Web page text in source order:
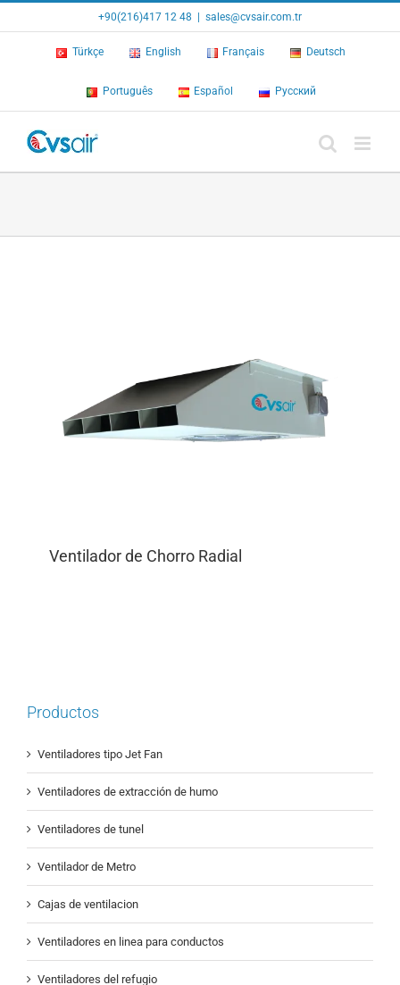
+90(216)417 12 48 sales@cvsair.com.tr
Türkçe English Français Deutsch
Português Español Русский
Ventilador de Chorro Radial
Productos
Ventiladores tipo Jet Fan
Ventiladores de extracción de humo
Ventiladores de tunel
Ventilador de Metro
Cajas de ventilacion
Ventiladores en linea para conductos
Ventiladores del refugio